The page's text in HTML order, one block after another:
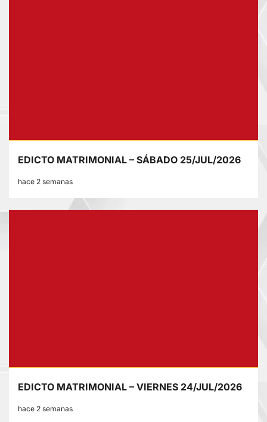
EDICTO MATRIMONIAL – SÁBADO 25/JUL/2026
hace 2 semanas
EDICTO MATRIMONIAL – VIERNES 24/JUL/2026
hace 2 semanas